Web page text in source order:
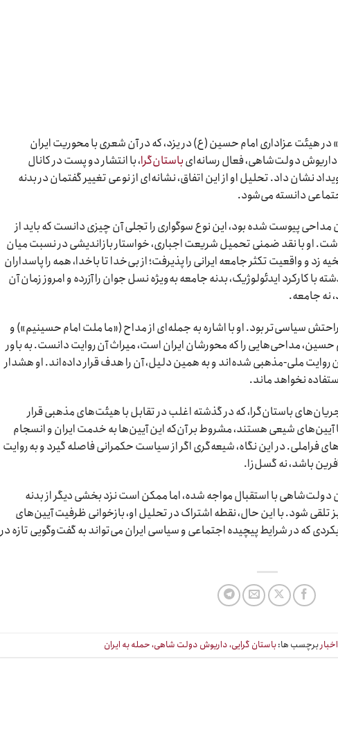
هیئت عزاداری امام حسین (ع) در یزد، که در آن شعری با محوریت ایران
داریوش دولت‌شاهی، فعال رسانه‌ایباستان‌گرا، با انتشار دو پست در کانال
نشان داد. تحلیل او از این اتفاق، نشانه‌ای از نوعی تغییر گفتمان در بدنه
دانسته می‌شود.
پیوست شده بود، این نوع سوگواری را تجلی آن چیزی دانست که باید از
او با نقد ضمنی تحمیل شریعت اجباری، خواستار بازاندیشی در نسبت میان
و واقعیت تکثر جامعه ایرانی را پذیرفت؛ از بی‌خدا تا با‌خدا، همه را پاسداران
کارکرد ایدئولوژیک، بدنه جامعه به‌ویژه نسل جوان را آزرده و امروز زمان آن
نه جامعه.
سیاسی‌تر بود. او با اشاره به جمله‌ای از مداح («ما ملت امام حسینیم») و
حسین، مداحی‌هایی را که محورشان ایران است، میراث آن روایت دانست. به باور
روایت ملی-مذهبی شده‌اند و به همین دلیل، آن را هدف قرار داده‌اند. او هشدار
نخواهد ماند.
باستان‌گرا، که در گذشته اغلب در تقابل با هیئت‌های مذهبی قرار
آیین‌های شیعی هستند، مشروط بر آن‌که این آیین‌ها به خدمت ایران و انسجام
فراملی. در این نگاه، شیعه‌گری اگر از سیاست حکمرانی فاصله گیرد و به روایت
باشد، نه گسل‌زا.
با استقبال مواجه شده، اما ممکن است نزد بخشی دیگر از بدنه
شود. با این حال، نقطه اشتراک در تحلیل او، بازخوانی ظرفیت آیین‌های
که در شرایط پیچیده اجتماعی و سیاسی ایران می‌تواند به گفت‌وگویی تازه در
اخباربرچسب ها:باستان گرایی، داریوش دولت شاهی، حمله به ایران